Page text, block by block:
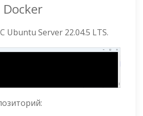
Docker
Ubuntu Server 22.04.5 LTS.